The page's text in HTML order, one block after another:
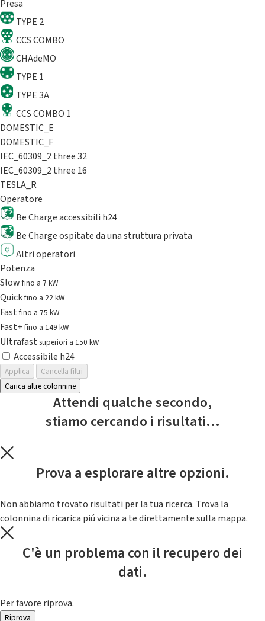
Presa
TYPE 2
CCS COMBO
CHAdeMO
TYPE 1
TYPE 3A
CCS COMBO 1
DOMESTIC_E
DOMESTIC_F
IEC_60309_2 three 32
IEC_60309_2 three 16
TESLA_R
Operatore
Be Charge accessibili h24
Be Charge ospitate da una struttura privata
Altri operatori
Potenza
Slowfino a 7 kW
Quickfino a 22 kW
Fastfino a 75 kW
Fast+fino a 149 kW
Ultrafast superiori a 150 kW
Accessibile h24
Applica
Cancella filtri
Carica altre colonnine
Attendi qualche secondo,
stiamo cercando i risultati...
Prova a esplorare altre opzioni.
Non abbiamo trovato risultati per la tua ricerca. Trova la
colonnina di ricarica piú vicina a te direttamente sulla mappa.
C'è un problema con il recupero dei
dati.
Per favore riprova.
Riprova